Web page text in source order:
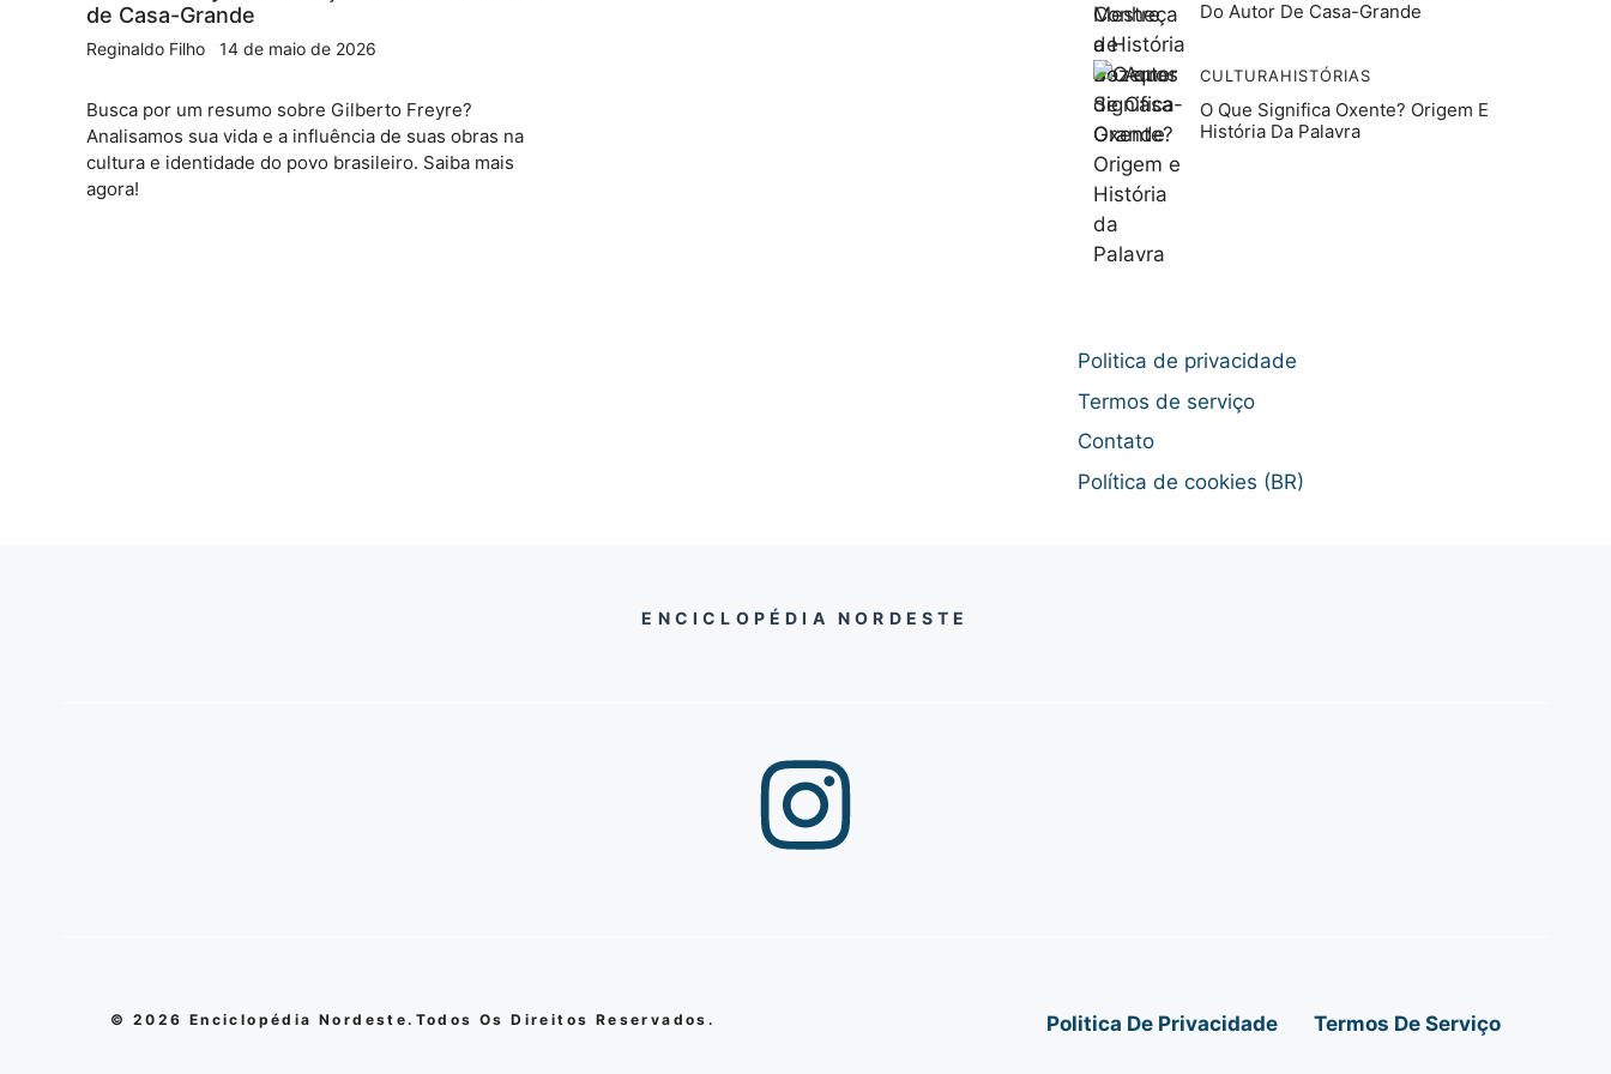
de Casa-Grande
Reginaldo Filho 14 de maio de 2026
Busca por um resumo sobre Gilberto Freyre?
Analisamos sua vida e a influência de suas obras na
cultura e identidade do povo brasileiro. Saiba mais
agora!
Do Autor De Casa-Grande
CULTURAHISTÓRIAS
O Que Significa Oxente? Origem E
História Da Palavra
Politica de privacidade
Termos de serviço
Contato
Política de cookies (BR)
ENCICLOPÉDIA NORDESTE
© 2026 Enciclopédia Nordeste.Todos Os Direitos Reservados. Politica De Privacidade Termos De Serviço